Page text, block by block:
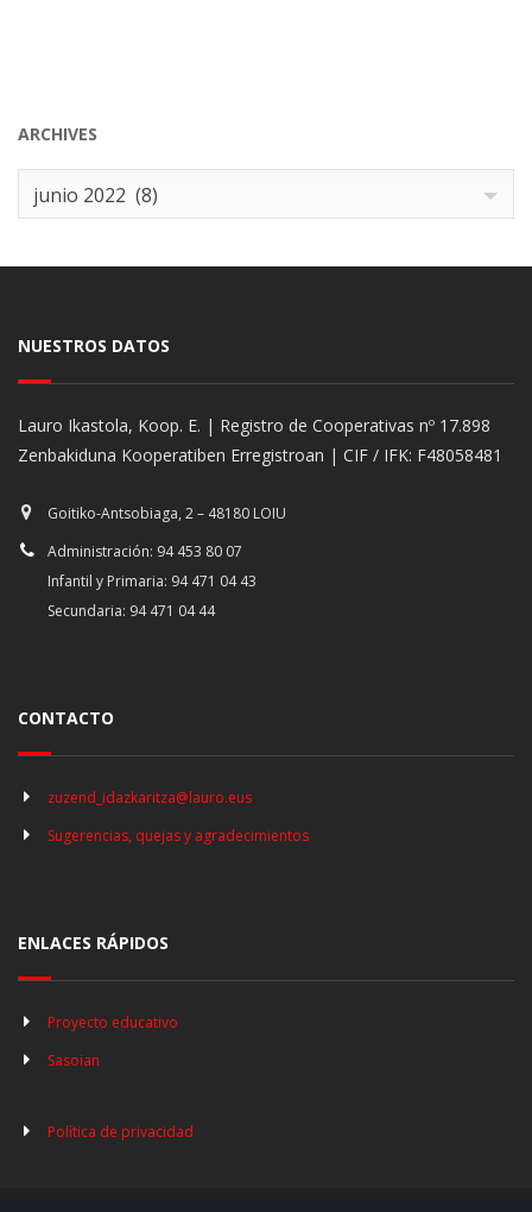
ARCHIVES
Archives
junio 2022 (8)
NUESTROS DATOS
Lauro Ikastola, Koop. E. | Registro de Cooperativas nº 17.898
Zenbakiduna Kooperatiben Erregistroan | CIF / IFK: F48058481
Goitiko-Antsobiaga, 2 – 48180 LOIU
Administración: 94 453 80 07
Infantil y Primaria: 94 471 04 43
Secundaria: 94 471 04 44
CONTACTO
zuzend_idazkaritza@lauro.eus
Sugerencias, quejas y agradecimientos
ENLACES RÁPIDOS
Proyecto educativo
Sasoian
Política de privacidad